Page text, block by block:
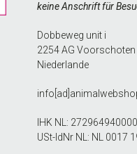
keine Anschrift für
Dobbeweg unit i
2254 AG Voorschoten
Niederlande
IHK NL: 272964940000
USt-IdNr NL: NL 0017